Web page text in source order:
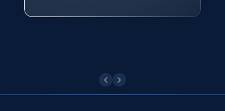
posted, Photos, URL, Quoted post, and more.